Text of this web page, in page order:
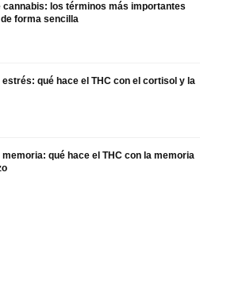
cannabis: los términos más importantes
forma sencilla
qué hace el THC con el cortisol y la
qué hace el THC con la memoria